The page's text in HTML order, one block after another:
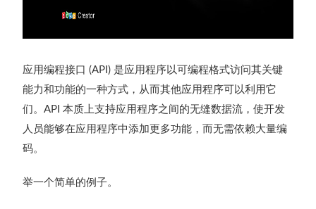
应用编程接口 (API) 是应用程序以可编程格式访问其关键
能力和功能的一种方式，从而其他应用程序可以利用它
们。API本质上支持应用程序之间的无缝数据流，使开发
人员能够在应用程序中添加更多功能，而无需依赖大量编
码。
举一个简单的例子。